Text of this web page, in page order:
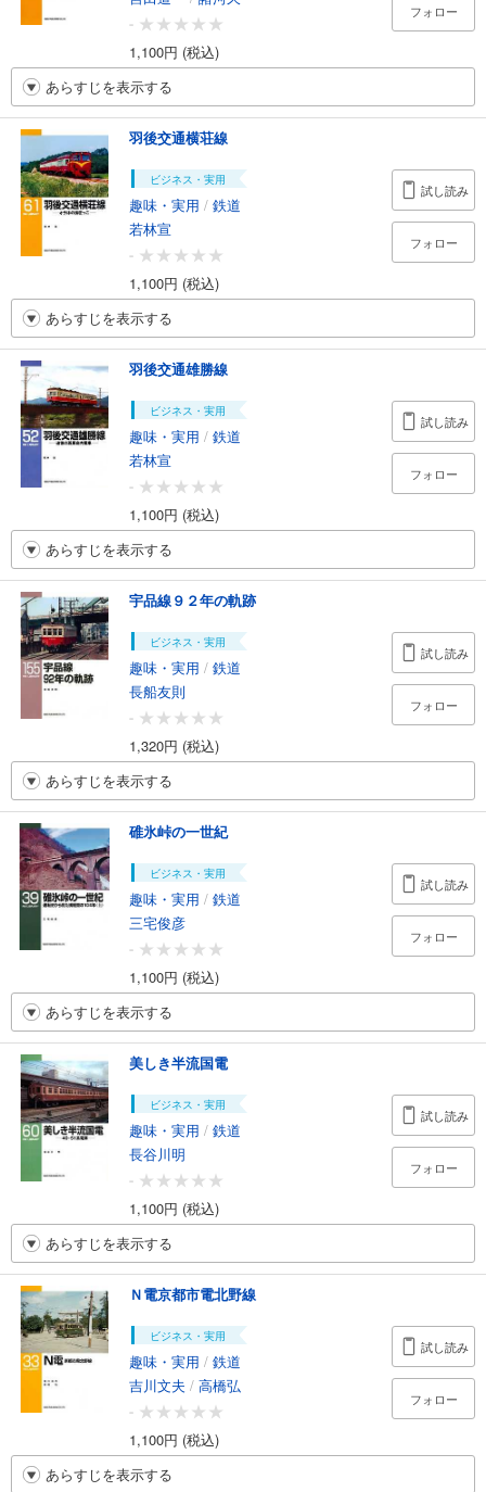
-
1,100円 (税込)
フォロー
あらすじを表示する
羽後交通横荘線
ビジネス・実用
趣味・実用 / 鉄道
若林宣
-
1,100円 (税込)
試し読み
フォロー
あらすじを表示する
羽後交通雄勝線
ビジネス・実用
趣味・実用 / 鉄道
若林宣
-
1,100円 (税込)
試し読み
フォロー
あらすじを表示する
宇品線９２年の軌跡
ビジネス・実用
趣味・実用 / 鉄道
長船友則
-
1,320円 (税込)
試し読み
フォロー
あらすじを表示する
碓氷峠の一世紀
ビジネス・実用
趣味・実用 / 鉄道
三宅俊彦
-
1,100円 (税込)
試し読み
フォロー
あらすじを表示する
美しき半流国電
ビジネス・実用
趣味・実用 / 鉄道
長谷川明
-
1,100円 (税込)
試し読み
フォロー
あらすじを表示する
Ｎ電京都市電北野線
ビジネス・実用
趣味・実用 / 鉄道
吉川文夫 / 高橋弘
-
1,100円 (税込)
試し読み
フォロー
あらすじを表示する